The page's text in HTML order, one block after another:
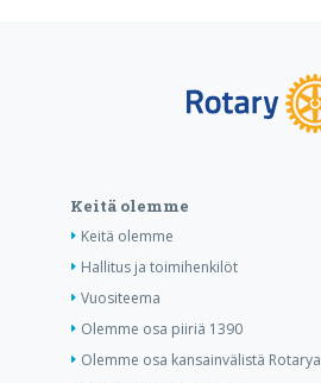
Keitä olemme
Keitä olemme
Hallitus ja toimihenkilöt
Vuositeema
Olemme osa piiriä 1390
Olemme osa kansainvälistä Rotarya